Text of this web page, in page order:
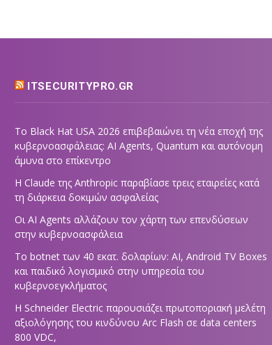
ITSECURITYPRO.GR
Το Black Hat USA 2026 επιβεβαιώνει τη νέα εποχή της
κυβερνοασφάλειας: AI Agents, Quantum και αυτόνομη
άμυνα στο επίκεντρο
Η Claude της Anthropic παραβίασε τρεις εταιρείες κατά
τη διάρκεια δοκιμών ασφαλείας
Οι AI Agents αλλάζουν τον χάρτη των επενδύσεων
στην κυβερνοασφάλεια
Το botnet των 40 εκατ. δολαρίων: AI, Android TV Boxes
και παιδικό λογισμικό στην υπηρεσία του
κυβερνοεγκλήματος
Η Schneider Electric παρουσιάζει πρωτοποριακή μελέτη
αξιολόγησης του κινδύνου Arc Flash σε data centers
800 VDC,